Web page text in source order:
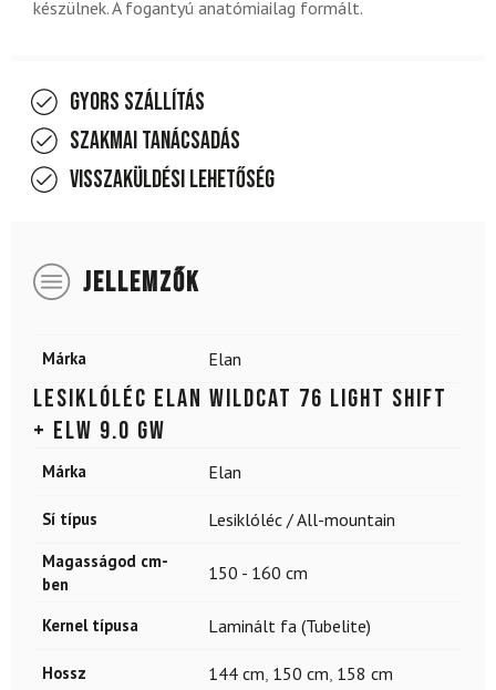
készülnek. A fogantyú anatómiailag formált.
Gyors szállítás
Szakmai tanácsadás
Visszaküldési lehetőség
JELLEMZŐK
Márka Elan
Lesiklóléc ELAN Wildcat 76 Light Shift
+ ELW 9.0 GW
Márka Elan
Sí típus Lesiklóléc / All-mountain
Magasságod cm-
ben
150 - 160 cm
Kernel típusa Laminált fa (Tubelite)
Hossz 144 cm 150 cm 158 cm